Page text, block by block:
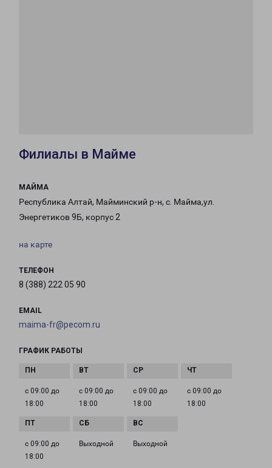
Филиалы в Майме
МАЙМА
Республика Алтай, Майминский р-н, с. Майма,ул.
Энергетиков 9Б, корпус 2
на карте
ТЕЛЕФОН
8 (388) 222 05 90
EMAIL
maima-fr@pecom.ru
ГРАФИК РАБОТЫ
с 09:00 до
18:00
с 09:00 до
18:00
с 09:00 до
18:00
с 09:00 до
18:00
с 09:00 до
18:00
Выходной Выходной